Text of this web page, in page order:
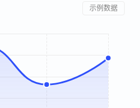
示例数据